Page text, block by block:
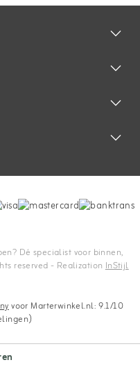
Dé specialist voor binnen,
reserved - Realization InStijl
voor Marterwinkel.nl: 9.1/10